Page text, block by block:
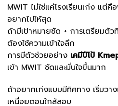
MWIT ไม่ใช่แค่โรงเรียนเก่ง แต่
อยากไปให้สุด
ถ้ามีเป้าหมายชัด + การเตรียมตัว
ต้องใช้ความเข้าใจลึก
การมีตัวช่วยอย่าง เคมีปีโป้
เข้า MWIT ชัดและมั่นใจขึ้นมาก
ถ้าอยากเก่งแบบมีทิศทาง เริ่มวา
เหนื่อยตอนใกล้สอบ